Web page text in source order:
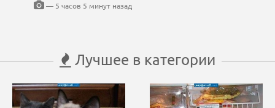
— 5 часов 5 минут назад
Лучшее в категории